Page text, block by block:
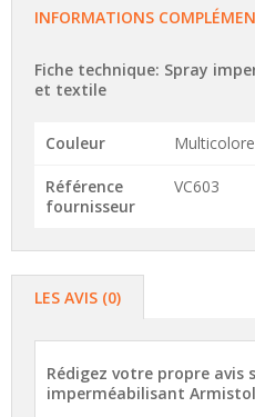
INFORMATIONS
Fiche technique: Spray
et textile
Couleur Multicolore
Référence
fournisseur
VC603
LES AVIS (0)
Rédigez votre propre avis
imperméabilisant